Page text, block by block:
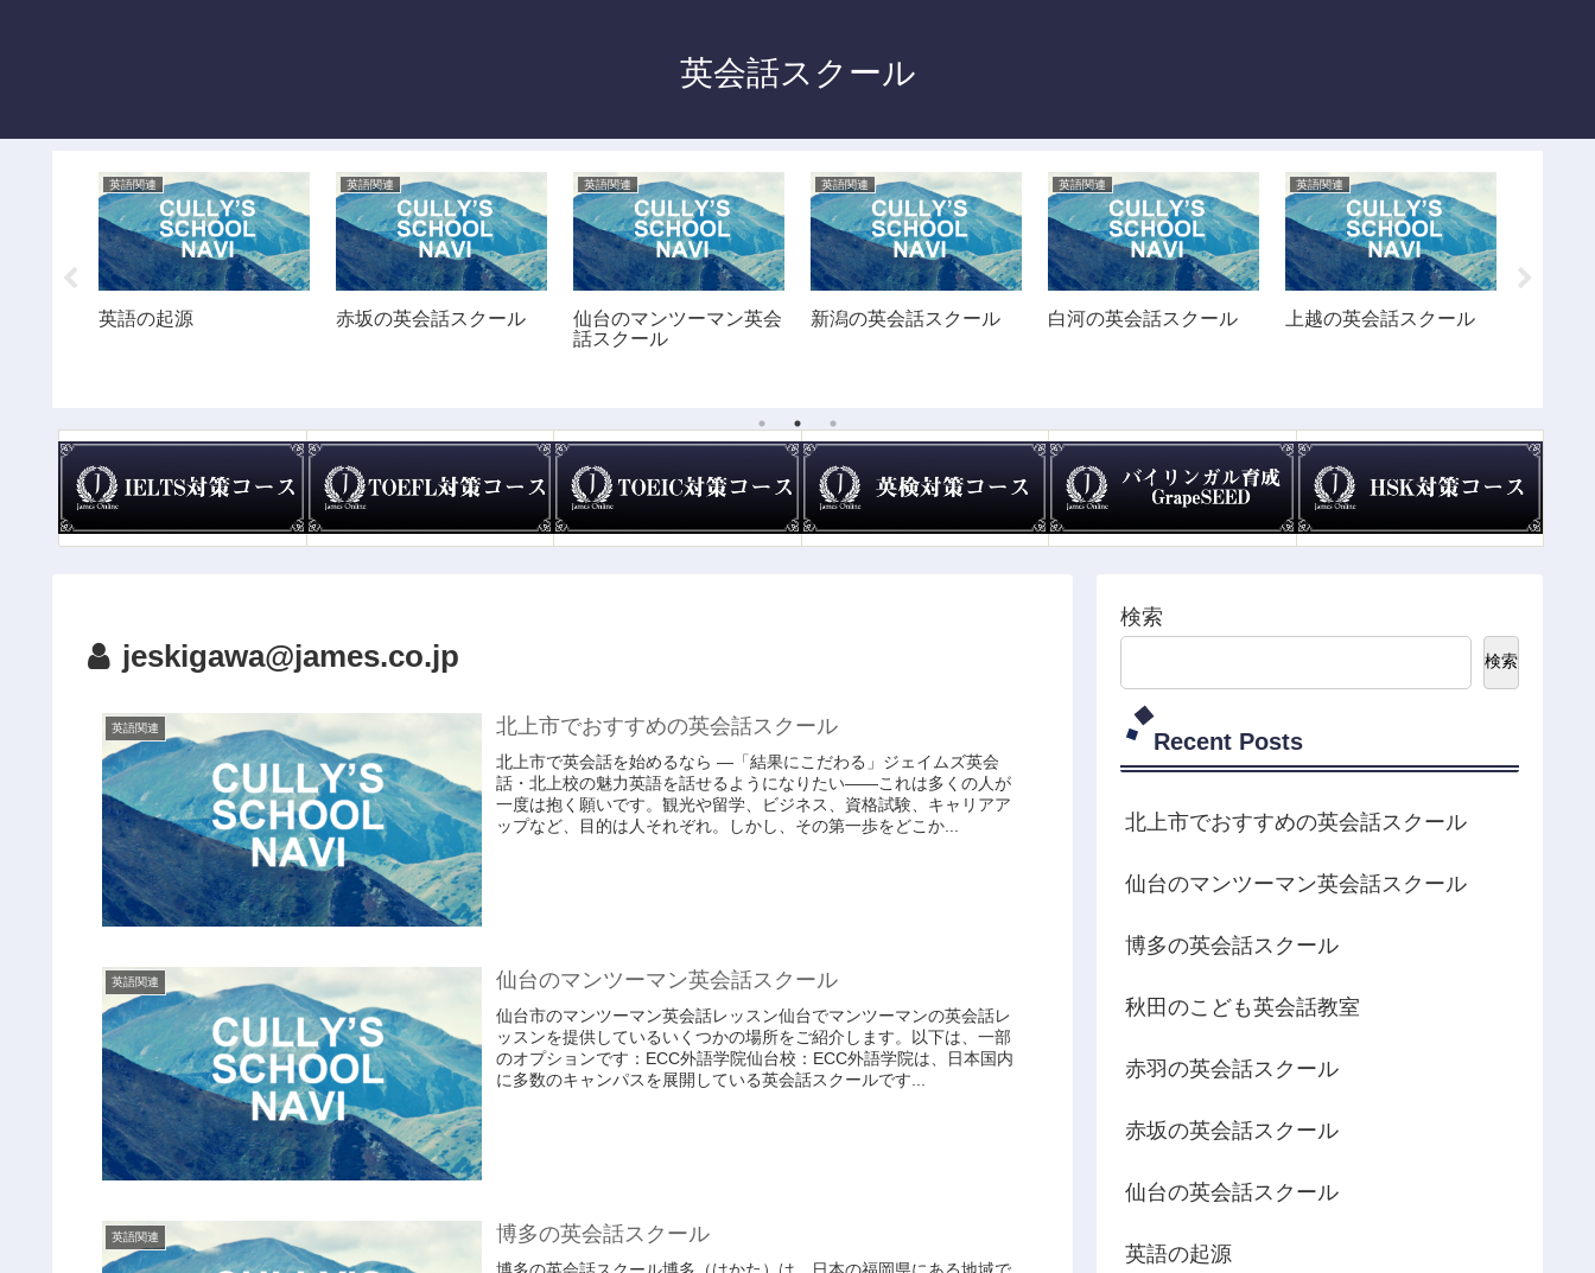
英会話スクール
英語関連
英語の起源
英語関連
赤坂の英会話スクール
英語関連
仙台のマンツーマン英会
話スクール
英語関連
新潟の英会話スクール
英語関連
白河の英会話スクール
英語関連
上越の英会話スクール
jeskigawa@james.co.jp
英語関連 北上市でおすすめの英会話スクール
北上市で英会話を始めるなら ―「結果にこだわる」ジェイムズ英会
話・北上校の魅力英語を話せるようになりたい――これは多くの人が
一度は抱く願いです。観光や留学、ビジネス、資格試験、キャリアア
ップなど、目的は人それぞれ。しかし、その第一歩をどこか...
英語関連 仙台のマンツーマン英会話スクール
仙台市のマンツーマン英会話レッスン仙台でマンツーマンの英会話レ
ッスンを提供しているいくつかの場所をご紹介します。以下は、一部
のオプションです：ECC外語学院仙台校：ECC外語学院は、日本国内
に多数のキャンパスを展開している英会話スクールです...
英語関連 博多の英会話スクール
検索
検索
Recent Posts
北上市でおすすめの英会話スクール
仙台のマンツーマン英会話スクール
博多の英会話スクール
秋田のこども英会話教室
赤羽の英会話スクール
赤坂の英会話スクール
仙台の英会話スクール
英語の起源